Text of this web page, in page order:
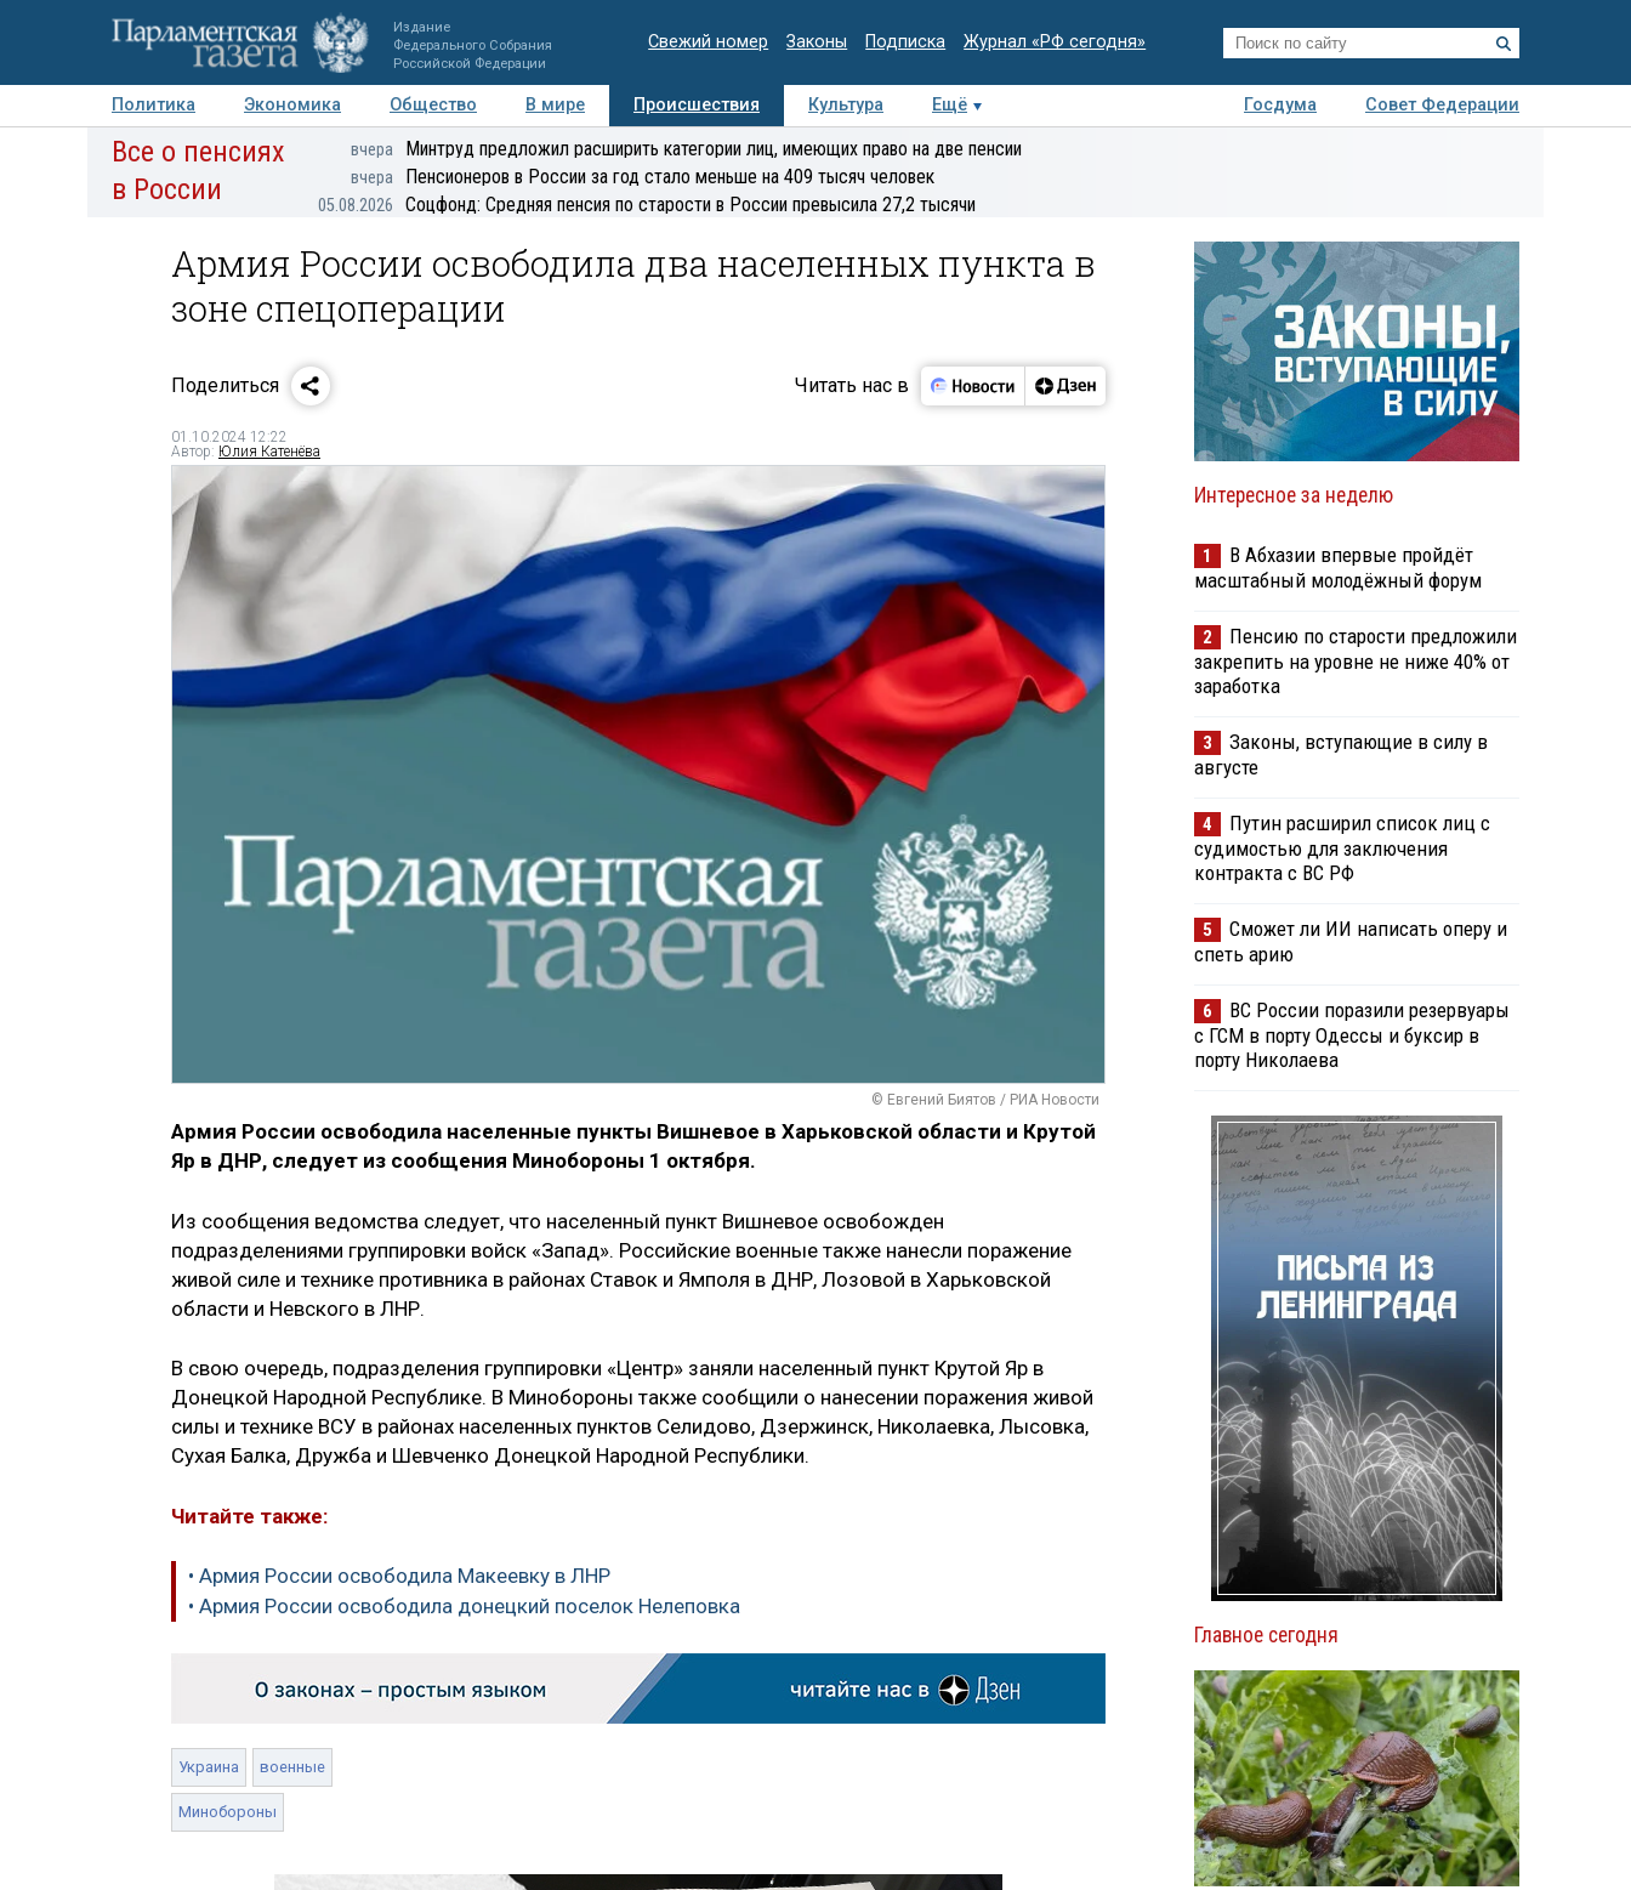
Издание
Федерального Собрания
Российской Федерации
Свежий номер Законы Подписка Журнал «РФ сегодня»
Политика Экономика Общество В мире Происшествия Культура Ещё Госдума
Совет Федерации
Авторы Персоны Мнения Регионы Медиацентр Интервью Колумнисты
Деловая
Все о пенсиях
в России
вчера Минтруд предложил расширить категории лиц, имеющих право на две пенсии
вчера Пенсионеров в России за год стало меньше на 409 тысяч человек
05.08.2026 Соцфонд: Средняя пенсия по старости в России превысила 27,2 тысячи
Армия России освободила два населенных пункта в
зоне спецоперации
Поделиться Читать нас в
01.10.2024 12:22
Автор: Юлия Катенёва
© Евгений Биятов / РИА Новости
Армия России освободила населенные пункты Вишневое в Харьковской области и Крутой
Яр в ДНР, следует из сообщения Минобороны 1 октября.
Из сообщения ведомства следует, что населенный пункт Вишневое освобожден
подразделениями группировки войск «Запад». Российские военные также нанесли поражение
живой силе и технике противника в районах Ставок и Ямполя в ДНР, Лозовой в Харьковской
области и Невского в ЛНР.
В свою очередь, подразделения группировки «Центр» заняли населенный пункт Крутой Яр в
Донецкой Народной Республике. В Минобороны также сообщили о нанесении поражения живой
силы и технике ВСУ в районах населенных пунктов Селидово, Дзержинск, Николаевка, Лысовка,
Сухая Балка, Дружба и Шевченко Донецкой Народной Республики.
Читайте также:
• Армия России освободила Макеевку в ЛНР
• Армия России освободила донецкий поселок Нелеповка
Украина военные
Минобороны
Интересное за неделю
1
В Абхазии впервые пройдёт
масштабный молодёжный форум
2
Пенсию по старости предложили
закрепить на уровне не ниже 40% от
заработка
3
Законы, вступающие в силу в
августе
4
Путин расширил список лиц с
судимостью для заключения
контракта с ВС РФ
5
Сможет ли ИИ написать оперу и
спеть арию
6
ВС России поразили резервуары
с ГСМ в порту Одессы и буксир в
порту Николаева
Главное сегодня